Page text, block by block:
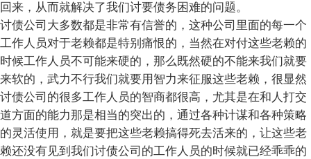
回来，从而就解决了我们讨要债务困难的问题。
讨债公司大多数都是非常有信誉的，这种公司里面的每一个
工作人员对于老赖都是特别痛恨的，当然在对付这些老赖的
时候工作人员不可能来硬的，那么既然硬的不能来我们就要
来软的，武力不行我们就要用智力来征服这些老赖，很显然
讨债公司的很多工作人员的智商都很高，尤其是在和人打交
道方面的能力那是相当的突出的，通过各种计谋和各种策略
的灵活使用，就是要把这些老赖搞得死去活来的，让这些老
赖还没有见到我们讨债公司的工作人员的时候就已经乖乖的